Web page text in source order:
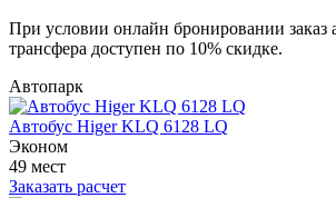
При условии онлайн бронировании заказ
трансфера доступен по 10% скидке.
Автопарк
Автобус Higer KLQ 6128 LQ
Эконом
49 мест
Заказать расчет